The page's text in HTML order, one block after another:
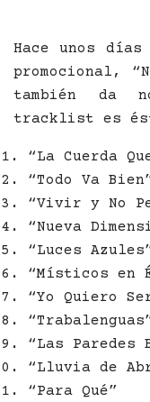
Hace unos
promocional,
también da
tracklist es
“La Cuerda
“Todo Va
“Vivir y No
“Nueva
“Luces
“Místicos en
“Yo Quiero
“Las Paredes
“Lluvia de
“Para Qué”